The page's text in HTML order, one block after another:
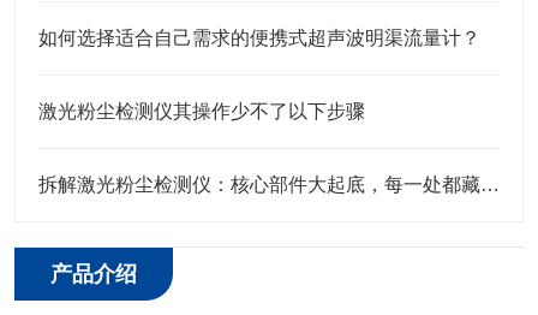
如何选择适合自己需求的便携式超声波明渠流量计？
激光粉尘检测仪其操作少不了以下步骤
拆解激光粉尘检测仪：核心部件大起底，每一处都藏着精准监测的密码！
产品介绍